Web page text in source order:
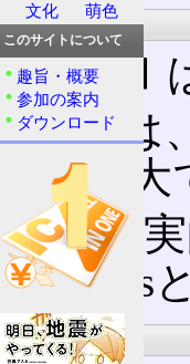
Phase Ⅰ
Phase Ⅰ
Rev.Aは
用時最
より現
5.4Mbps
Phase Ⅱ
文化
萌色
このサイトについて
趣旨・概要
参加の案内
ダウンロード